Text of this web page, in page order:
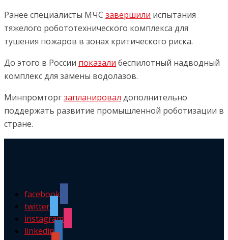
Ранее специалисты МЧС завершили испытания
тяжелого робототехнического комплекса для
тушения пожаров в зонах критического риска.
До этого в России показали беспилотный надводный
комплекс для замены водолазов.
Минпромторгзапланировал дополнительно
поддержать развитие промышленной роботизации в
стране.
facebook
twitter
instagram
linkedin